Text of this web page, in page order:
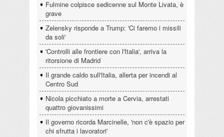
Fulmine colpisce sedicenne sul Monte Livata, è
grave
Zelensky risponde a Trump: 'Ci faremo i missili
da soli'
'Controlli alle frontiere con l'Italia', arriva la
ritorsione di Madrid
Il grande caldo sull'Italia, allerta per incendi al
Centro Sud
Nicola picchiato a morte a Cervia, arrestati
quattro giovanissimi
Il governo ricorda Marcinelle, 'non c'è spazio per
chi sfrutta i lavoratori'